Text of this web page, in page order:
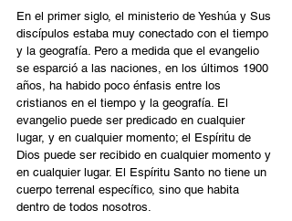
En el primer siglo, el ministerio de Yeshúa y Sus
discípulos estaba muy conectado con el tiempo
y la geografía. Pero a medida que el evangelio
se esparció a las naciones, en los últimos 1900
años, ha habido poco énfasis entre los
cristianos en el tiempo y la geografía. El
evangelio puede ser predicado en cualquier
lugar, y en cualquier momento; el Espíritu de
Dios puede ser recibido en cualquier momento y
en cualquier lugar. El Espíritu Santo no tiene un
cuerpo terrenal específico, sino que habita
dentro de todos nosotros.